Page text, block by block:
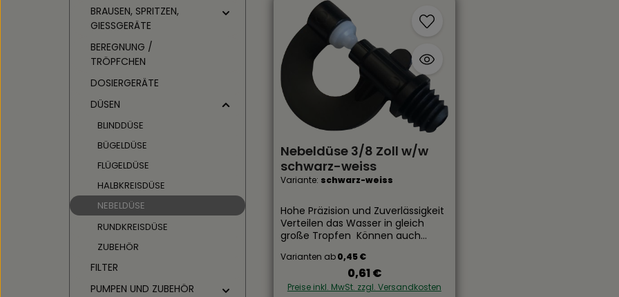
BRAUSEN, SPRITZEN,
GIESSGERÄTE
BEREGNUNG /
TRÖPFCHEN
DOSIERGERÄTE
DÜSEN
BLINDDÜSE
BÜGELDÜSE
FLÜGELDÜSE
HALBKREISDÜSE
NEBELDÜSE
RUNDKREISDÜSE
ZUBEHÖR
FILTER
PUMPEN UND ZUBEHÖR
Nebeldüse 3/8 Zoll w/w
schwarz-weiss
Variante: schwarz-weiss
Hohe Präzision und Zuverlässigkeit
Verteilen das Wasser in gleich
große Tropfen Können auch
Varianten ab0,45 €
Regulärer Preis:
0,61 €
Preise inkl. MwSt. zzgl. Versandkosten